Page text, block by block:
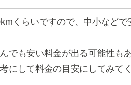
くらいですので、中小など
でも安い料金が出る可能性も
にして料金の目安にしてみて